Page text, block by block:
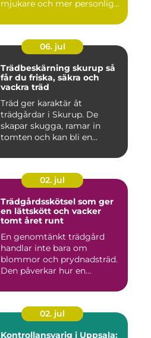
mjukare och mer personlig
06. jul
Trädbeskärning skurup så
får du friska, säkra och
vackra träd
Träd ger karaktär åt
trädgårdar i Skurup. De
skapar skugga, ramar in
tomten och kan bli en
02. jul
Trädgårdsskötsel som ger
en lättskött och vacker
tomt året runt
En genomtänkt trädgård
handlar inte bara om
blommor och prydnadsträd.
Den påverkar hur en
02. jul
Kontrollansvarig i Uppsala: